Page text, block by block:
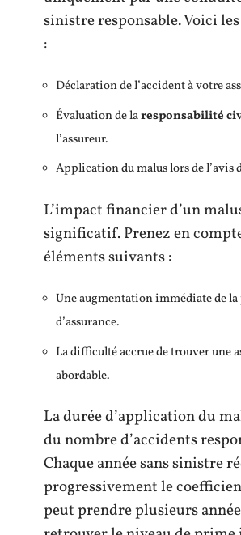
sinistre responsable. Voici
:
Déclaration de l’accident à votre
Évaluation de laresponsabilité
l’assureur.
Application du malus lors de l’avis
L’impact financier d’un
significatif. Prenez en
éléments suivants :
Une augmentation immédiate de
d’assurance.
La difficulté accrue de trouver une
abordable.
La durée d’application du
du nombre d’accidents
Chaque année sans sinistre
progressivement le
peut prendre plusieurs